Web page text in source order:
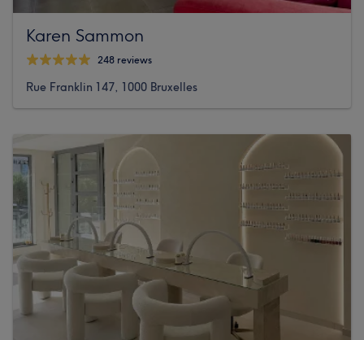
Karen Sammon
248 reviews
Rue Franklin 147, 1000 Bruxelles